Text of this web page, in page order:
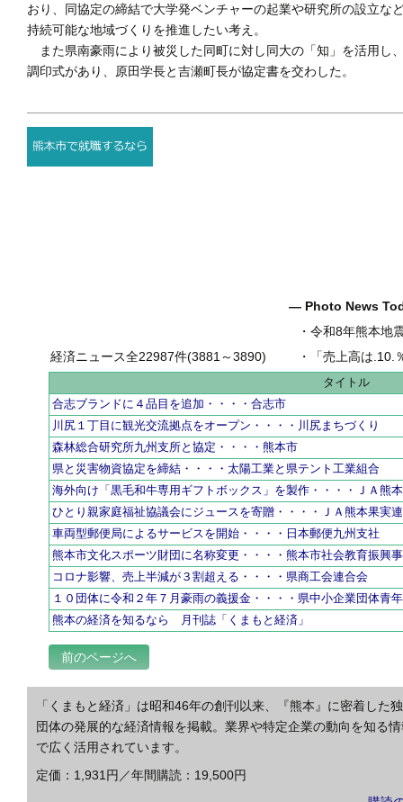
おり、同協定の締結で大学発ベンチャーの起業や研究所の設立
持続可能な地域づくりを推進したい考え。
また県南豪雨により被災した同町に対し同大の「知」を活用し
調印式があり、原田学長と吉瀬町長が協定書を交わした。
― Photo News
・令和8年熊本地
・
「売上高は.10.％増の
経済ニュース全22987件(3881～3890)
タイトル
合志ブランドに４品目を追加・・・・合志市
川尻１丁目に観光交流拠点をオープン・・・・川尻まちづくり
森林総合研究所九州支所と協定・・・・熊本市
県と災害物資協定を締結・・・・太陽工業と県テント工業組合
海外向け「黒毛和牛専用ギフトボックス」を製作・・・・ＪＡ熊
ひとり親家庭福祉協議会にジュースを寄贈・・・・ＪＡ熊本果実連
車両型郵便局によるサービスを開始・・・・日本郵便九州支社
熊本市文化スポーツ財団に名称変更・・・・熊本市社会教育振興
コロナ影響、売上半減が３割超える・・・・県商工会連合会
１０団体に令和２年７月豪雨の義援金・・・・県中小企業団体青
熊本の経済を知るなら 月刊誌「くまもと経済」
前のページへ
「くまもと経済」は昭和46年の創刊以来、『熊本』に密着し
団体の発展的な経済情報を掲載。業界や特定企業の動向を知る
で広く活用されています。
定価：1,931円／年間購読：19,500円